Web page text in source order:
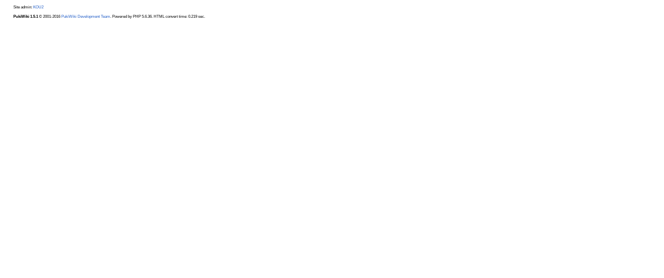
Site admin: KOU2
PukiWiki 1.5.1© 2001-2016 PukiWiki Development Team. Powered by PHP 5.6.36. HTML convert time: 0.219 sec.